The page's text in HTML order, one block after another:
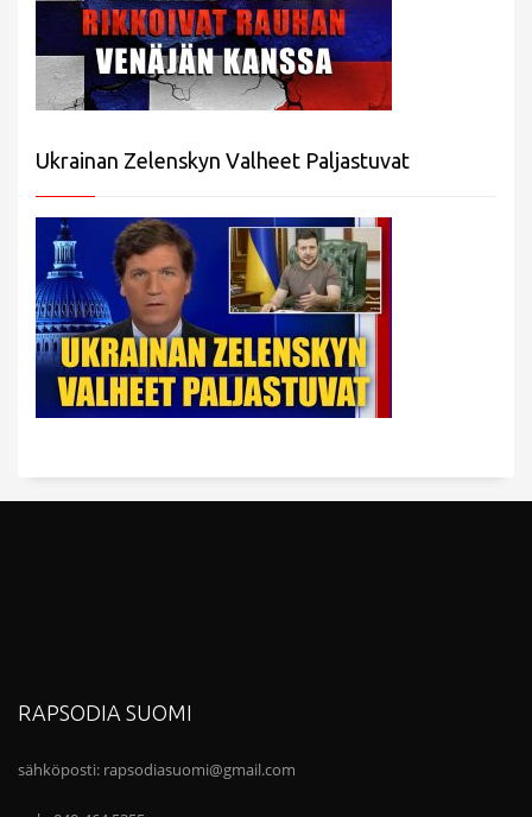
Ukrainan Zelenskyn Valheet Paljastuvat
RAPSODIA SUOMI
sähköposti: rapsodiasuomi@gmail.com